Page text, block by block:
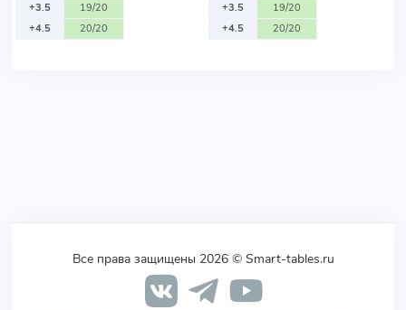
+3.5
19/20
+4.5
20/20
+3.5
19/20
+4.5
20/20
Все права защищены 2026 © Smart-tables.ru